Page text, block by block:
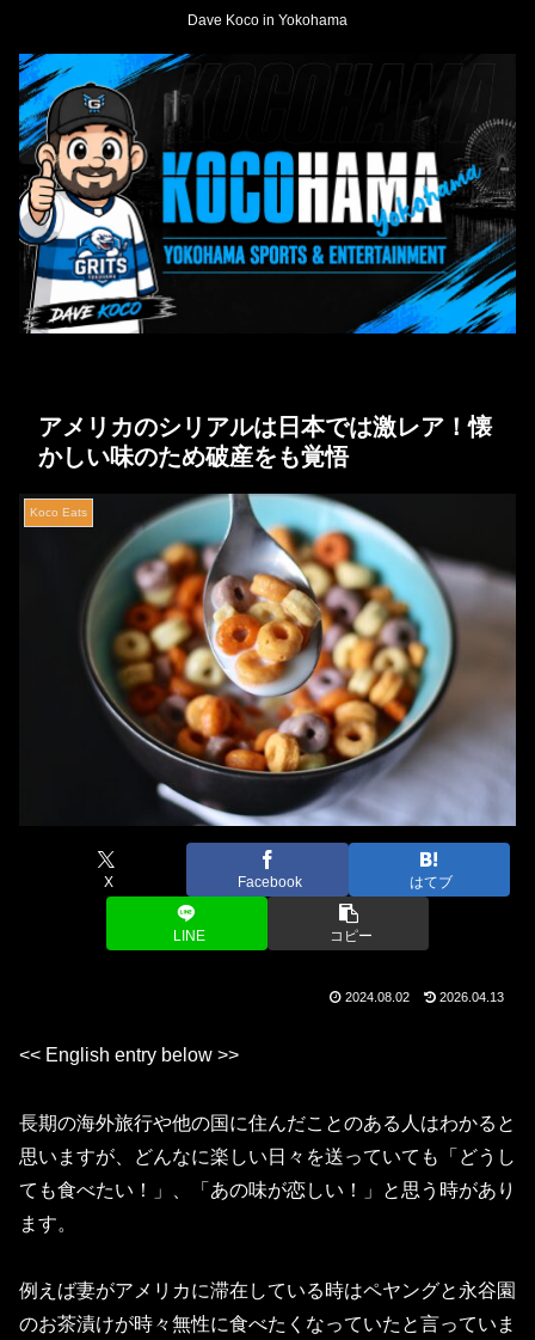
Dave Koco in Yokohama
アメリカのシリアルは日本では激レア！懐
かしい味のため破産をも覚悟
Koco Eats
X Facebook はてブ
LINE コピー
2024.08.02 2026.04.13
<< English entry below >>
長期の海外旅行や他の国に住んだことのある人はわかると
思いますが、どんなに楽しい日々を送っていても「どうし
ても食べたい！」、「あの味が恋しい！」と思う時があり
ます。
例えば妻がアメリカに滞在している時はペヤングと永谷園
のお茶漬けが時々無性に食べたくなっていたと言っていま